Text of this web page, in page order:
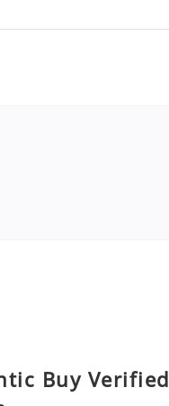
Buy Verified